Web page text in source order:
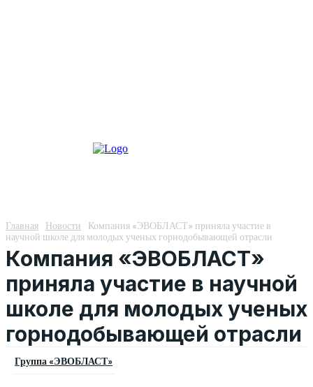
Главная Новости
Компания «ЭВОБЛАСТ» приняла участие в
научной школе для молодых ученых горнодобывающей отрасли
Компания «ЭВОБЛАСТ»
приняла участие в научной
школе для молодых ученых
горнодобывающей отрасли
Группа «ЭВОБЛАСТ»